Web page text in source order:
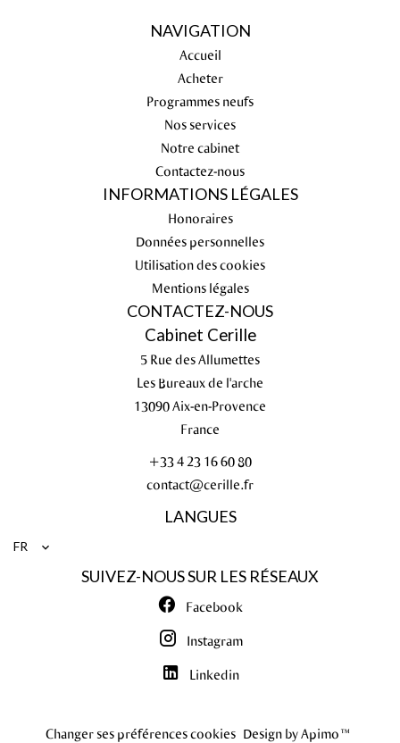
NAVIGATION
Accueil
Acheter
Programmes neufs
Nos services
Notre cabinet
Contactez-nous
INFORMATIONS LÉGALES
Honoraires
Données personnelles
Utilisation des cookies
Mentions légales
CONTACTEZ-NOUS
Cabinet Cerille
5 Rue des Allumettes
Les Bureaux de l'arche
13090Aix-en-Provence
France
+33 4 23 16 60 80
contact@cerille.fr
LANGUES
FR
SUIVEZ-NOUS SUR LES RÉSEAUX
Facebook
Instagram
Linkedin
Changer ses préférences cookies Design byApimo™